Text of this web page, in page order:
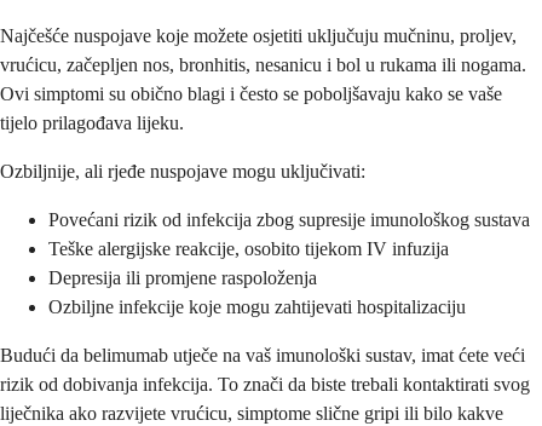
Najčešće nuspojave koje možete osjetiti uključuju mučninu, proljev,
vrućicu, začepljen nos, bronhitis, nesanicu i bol u rukama ili nogama.
Ovi simptomi su obično blagi i često se poboljšavaju kako se vaše
tijelo prilagođava lijeku.
Ozbiljnije, ali rjeđe nuspojave mogu uključivati:
Povećani rizik od infekcija zbog supresije imunološkog sustava
Teške alergijske reakcije, osobito tijekom IV infuzija
Depresija ili promjene raspoloženja
Ozbiljne infekcije koje mogu zahtijevati hospitalizaciju
Budući da belimumab utječe na vaš imunološki sustav, imat ćete veći
rizik od dobivanja infekcija. To znači da biste trebali kontaktirati svog
liječnika ako razvijete vrućicu, simptome slične gripi ili bilo kakve